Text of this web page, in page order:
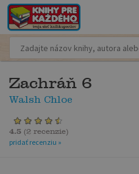
Zachráň 6
Walsh Chloe
4.5 (2 recenzie)
pridať recenziu »